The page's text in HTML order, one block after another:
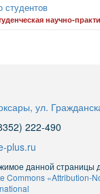
студентов
научно-
ул.
222-490
plus.ru
данной страницы
Commons «Attribution-